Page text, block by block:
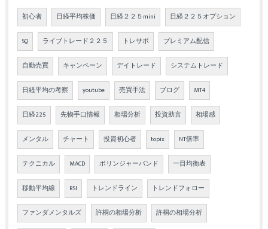
初心者 日経平均株価 日経２２５mini 日経２２５オプション
SQ ライブトレード２２５ トレサポ プレミアム配信
自動売買 キャンペーン デイトレード システムトレード
日経平均の考察 youtube 売買手法 ブログ MT4
日経225 先物手口情報 相場分析 投資助言 相場感
メンタル チャート 投資初心者 topix NT倍率
テクニカル MACD ボリンジャーバンド 一目均衡表
移動平均線 RSI トレンドライン トレンドフォロー
ファンダメンタルズ 許桐の相場分析 許桐の相場分析